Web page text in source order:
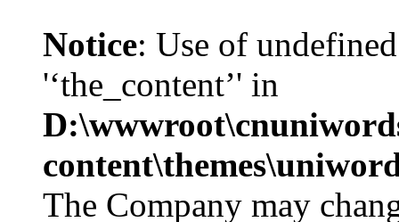
Notice: Use of
'‘the_content’' in
The Company may